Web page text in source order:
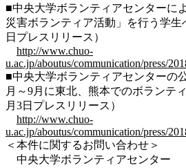
■中央大学ボランティアセンターに
災害ボランティア活動」を行う学生
日プレスリリース）
http://www.chuo-
u.ac.jp/aboutus/communication/press/
■中央大学ボランティアセンターの
月～9月に東北、熊本でのボランテ
月3日プレスリリース）
http://www.chuo-
u.ac.jp/aboutus/communication/press/
＜本件に関するお問い合わせ＞
中央大学ボランティアセンター